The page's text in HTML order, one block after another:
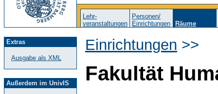
Lehr-
veranstaltungen
Personen/
Einrichtungen
Räume
Extras
Ausgabe als XML
Außerdem im UnivIS
Einrichtungen >>
Fakultät